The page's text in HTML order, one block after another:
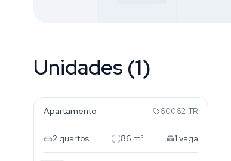
Unidades (1)
Apartamento 60062-TR
2 quartos 86 m² 1 vaga